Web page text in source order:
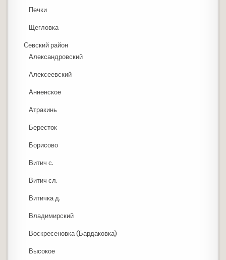
Печки
Щегловка
Севский район
Александровский
Алексеевский
Анненское
Атракинь
Бересток
Борисово
Витич с.
Витич сл.
Витичка д.
Владимирский
Воскресеновка (Бардаковка)
Высокое